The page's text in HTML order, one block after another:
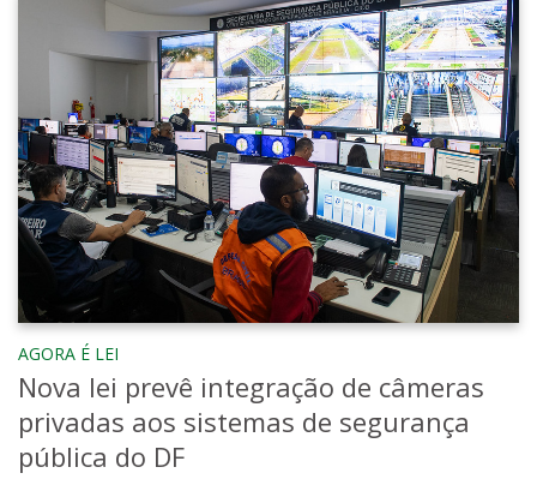
ocupação do Solo, na Comissão de Assuntos
Fundiários da CLDF, de 2011 a 2014. Também
ocupou cargos como corregedor e vice-
presidente da Casa, entre 2017 e 2018. Foi
diretor presidente da Companhia de
Desenvolvimento Habitacional do DF (Codhab)
de 2019 a 2022, quando se licenciou para
concorrer ao cargo de deputado distrital nas
eleições de outubro.
AGORA É LEI
Nova lei prevê integração de câmeras
privadas aos sistemas de segurança
pública do DF